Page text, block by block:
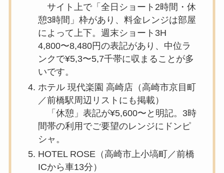
サイト上で「全日ショート2時間・休
憩3時間」枠があり、料金レンジは部屋
によって上下。週末ショート3H
4,800〜8,480円の表記があり、中位ラ
ンクで¥5,3〜5,7千帯に収まることが多
いです。
ホテル 現代楽園 高崎店（高崎市京目町
／前橋駅周辺リストにも掲載）
「休憩」表記が¥5,600〜と明記。3時
間帯の利用でご要望のレンジにドンピ
シャ。
HOTEL ROSE（高崎市上小塙町／前橋
ICから車13分）